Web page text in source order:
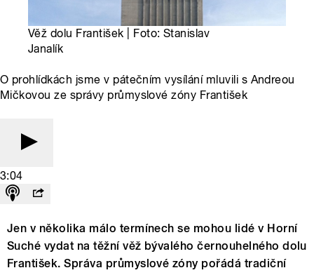
Věž dolu František | Foto: Stanislav
Janalík
O prohlídkách jsme v pátečním vysílání mluvili s Andreou
Mičkovou ze správy průmyslové zóny František
3:04
Jen v několika málo termínech se mohou lidé v Horní
Suché vydat na těžní věž bývalého černouhelného dolu
František. Správa průmyslové zóny pořádá tradiční